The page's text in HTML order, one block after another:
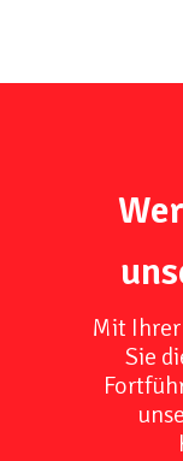
Mit
Sie